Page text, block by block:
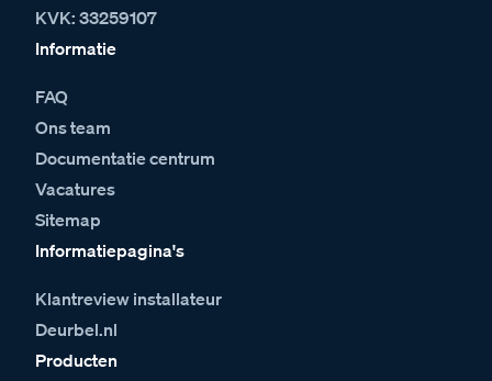
KVK: 33259107
Informatie
FAQ
Ons team
Documentatie centrum
Vacatures
Sitemap
Informatiepagina's
Klantreview installateur
Deurbel.nl
Producten